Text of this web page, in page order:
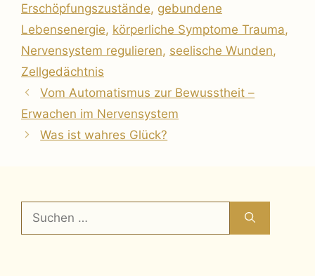
Erschöpfungszustände, gebundene
Lebensenergie, körperliche Symptome Trauma,
Nervensystem regulieren, seelische Wunden,
Zellgedächtnis
Vom Automatismus zur Bewusstheit –
Erwachen im Nervensystem
Was ist wahres Glück?
nach: